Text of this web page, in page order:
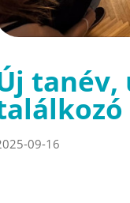
tanév,
09-16